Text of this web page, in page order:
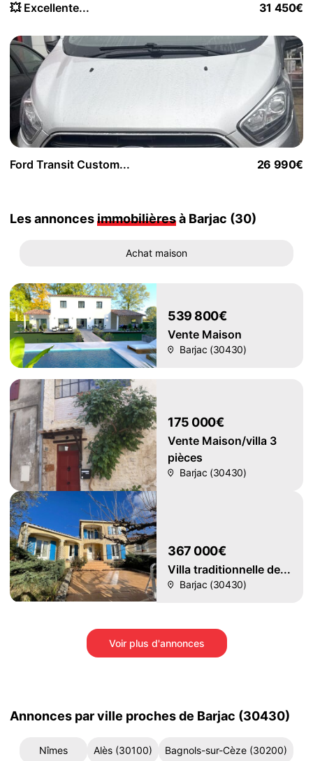
💥 Excellente... 31 450€
Ford Transit Custom... 26 990€
Les annoncesimmobilièresà Barjac (30)
Achat maison
539 800€
Vente Maison
Barjac (30430)
175 000€
Vente Maison/villa 3
pièces
Barjac (30430)
367 000€
Villa traditionnelle de...
Barjac (30430)
Voir plus d'annonces
Annonces par ville proches de Barjac (30430)
Nîmes Alès (30100) Bagnols-sur-Cèze (30200)